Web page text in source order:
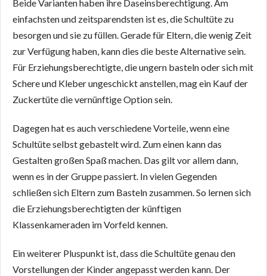
Beide Varianten haben ihre Daseinsberechtigung. Am
einfachsten und zeitsparendsten ist es, die Schultüte zu
besorgen und sie zu füllen. Gerade für Eltern, die wenig Zeit
zur Verfügung haben, kann dies die beste Alternative sein.
Für Erziehungsberechtigte, die ungern basteln oder sich mit
Schere und Kleber ungeschickt anstellen, mag ein Kauf der
Zuckertüte die vernünftige Option sein.
Dagegen hat es auch verschiedene Vorteile, wenn eine
Schultüte selbst gebastelt wird. Zum einen kann das
Gestalten großen Spaß machen. Das gilt vor allem dann,
wenn es in der Gruppe passiert. In vielen Gegenden
schließen sich Eltern zum Basteln zusammen. So lernen sich
die Erziehungsberechtigten der künftigen
Klassenkameraden im Vorfeld kennen.
Ein weiterer Pluspunkt ist, dass die Schultüte genau den
Vorstellungen der Kinder angepasst werden kann. Der